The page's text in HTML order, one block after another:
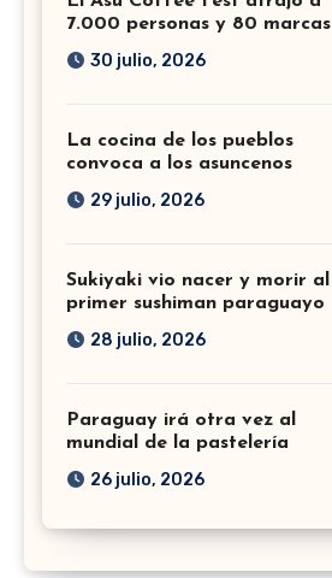
7.000 personas y 80 marcas
30 julio, 2026
La cocina de los pueblos
convoca a los asuncenos
29 julio, 2026
Sukiyaki vio nacer y morir al
primer sushiman paraguayo
28 julio, 2026
Paraguay irá otra vez al
mundial de la pastelería
26 julio, 2026